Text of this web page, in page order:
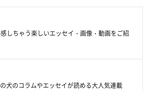
＠VMuESAPpR90SVlr さん／X（旧
まに取材し、了承の上制作したものです。
しちゃう楽しいエッセイ・画像・動画をご紹
犬のコラムやエッセイが読める大人気連載